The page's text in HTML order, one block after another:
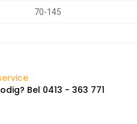
70-145
Bel 0413 - 363 771